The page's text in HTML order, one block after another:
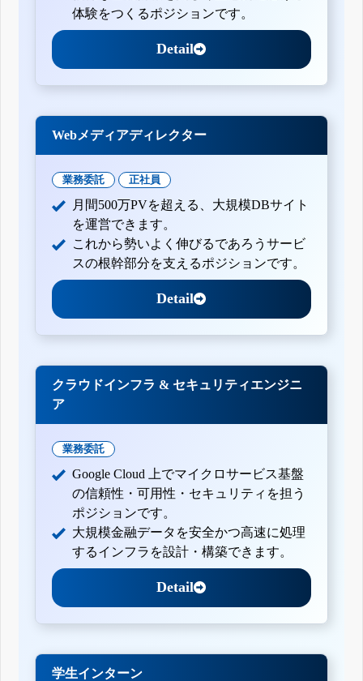
体験をつくるポジションです。
Detail
Webメディアディレクター
業務委託 正社員
月間500万PVを超える、大規模DBサイト
を運営できます。
これから勢いよく伸びるであろうサービ
スの根幹部分を支えるポジションです。
Detail
クラウドインフラ & セキュリティエンジニ
ア
業務委託
Google Cloud 上でマイクロサービス基盤
の信頼性・可用性・セキュリティを担う
ポジションです。
大規模金融データを安全かつ高速に処理
するインフラを設計・構築できます。
Detail
学生インターン